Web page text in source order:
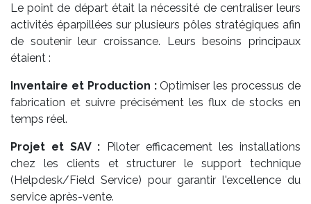
Le point de départ était la nécessité de centraliser leurs
activités éparpillées sur plusieurs pôles stratégiques afin
de soutenir leur croissance. Leurs besoins principaux
étaient :
Inventaire et Production :Optimiser les processus de
fabrication et suivre précisément les flux de stocks en
temps réel.
Projet et SAV : Piloter efficacement les installations
chez les clients et structurer le support technique
(Helpdesk/Field Service) pour garantir l'excellence du
service après-vente.